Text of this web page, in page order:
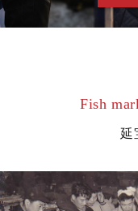
Fish
延